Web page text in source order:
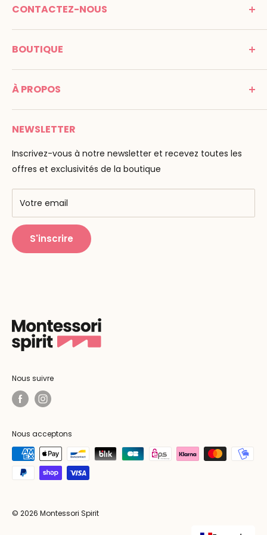
CONTACTEZ-NOUS
MONTESSORI SPIRIT
Promenade Jean Dalba
Tél : 05 53 61 21 26
Email :info@montessori-spirit.com
BOUTIQUE
C G V
Mentions légales
Paiement
Livraison
F.A.Q
À PROPOS
Montessori Spirit
Maria Montessori
La pédagogie
Nos marques
Centres de formation
Public Montessori
NEWSLETTER
Inscrivez-vous à notre newsletter et recevez toutes les
offres et exclusivités de la boutique
Votre email
S'inscrire
Nous suivre
Nous acceptons
© 2026 Montessori Spirit